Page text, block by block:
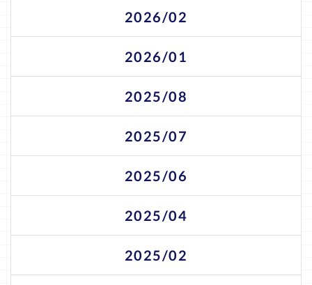
2026/02
2026/01
2025/08
2025/07
2025/06
2025/04
2025/02